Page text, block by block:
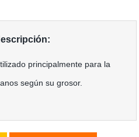
principalmente para la
según su grosor.